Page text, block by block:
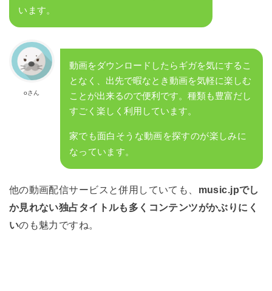
います。
oさん
動画をダウンロードしたらギガを気にするこ
となく、出先で暇なとき動画を気軽に楽しむ
ことが出来るので便利です。種類も豊富だし
すごく楽しく利用しています。
家でも面白そうな動画を探すのが楽しみに
なっています。
他の動画配信サービスと併用していても、 music.jpでし
か見れない独占タイトルも多くコンテンツがかぶりにく
いのも魅力ですね。